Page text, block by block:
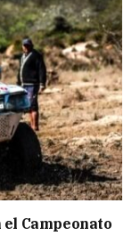
Campeonato